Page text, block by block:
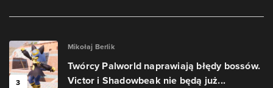
3
Mikołaj Berlik
Twórcy Palworld naprawiają błędy bossów.
Victor i Shadowbeak nie będą już...